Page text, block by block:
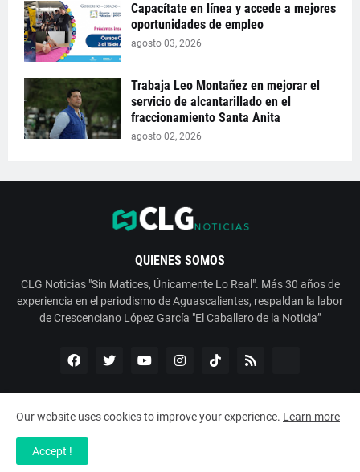
Capacítate en línea y accede a mejores
oportunidades de empleo
agosto 03, 2026
Trabaja Leo Montañez en mejorar el
servicio de alcantarillado en el
fraccionamiento Santa Anita
agosto 02, 2026
QUIENES SOMOS
CLG Noticias "Sin Matices, Únicamente Lo Real". Más 30 años de
experiencia en el periodismo de Aguascalientes, respaldan la labor
de Crescenciano López García "El Caballero de la Noticia”
ESNoticia con Crescenciano López García
Servicios
Our website uses cookies to improve your experience. Learn more
Accept !